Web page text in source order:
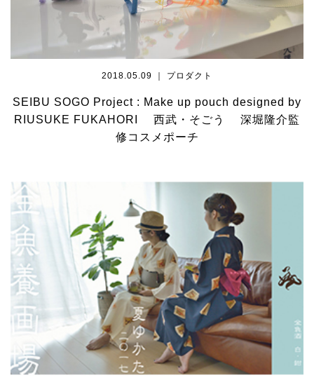
2018.05.09 ｜ プロダクト
SEIBU SOGO Project : Make up pouch designed by
RIUSUKE FUKAHORI 西武・そごう 深堀隆介監
修コスメポーチ